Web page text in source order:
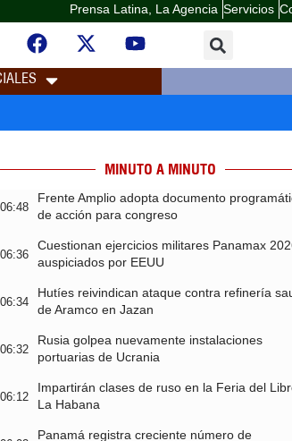
Prensa Latina, La Agencia Servicios
MINUTO A MINUTO
06:48
Frente Amplio adopta documento
de acción para congreso
06:36
Cuestionan ejercicios militares Panamax
auspiciados por EEUU
06:34
Hutíes reivindican ataque contra refinería
de Aramco en Jazan
06:32
Rusia golpea nuevamente instalaciones
portuarias de Ucrania
06:12
Impartirán clases de ruso en la Feria del
La Habana
Panamá registra creciente número de